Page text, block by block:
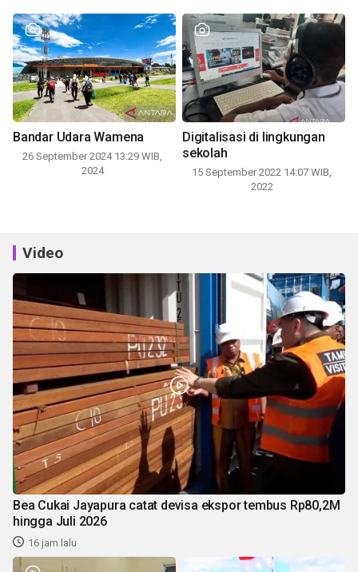
Bandar Udara Wamena
26 September 2024 13:29 WIB,
2024
Digitalisasi di lingkungan
sekolah
15 September 2022 14:07 WIB,
2022
Video
Bea Cukai Jayapura catat devisa ekspor tembus Rp80,2M
hingga Juli 2026
16 jam lalu